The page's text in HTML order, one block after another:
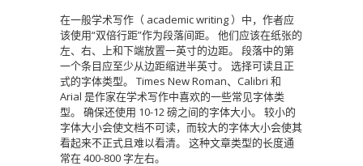
在一般学术写作（ academic writing ）中，作者应
该使用“双倍行距”作为段落间距。
他们应该在纸张的
左、右、上和下端放置一英寸的边距。
段落中的第
一个条目应至少从边距缩进半英寸。
选择可读且正
式的字体类型。
Times New Roman、Calibri 和
Arial 是作家在学术写作中喜欢的一些常见字体类
型。
确保还使用 10-12 磅之间的字体大小。
较小的
字体大小会使文档不可读，而较大的字体大小会使其
看起来不正式且难以看清。
这种文章类型的长度通
常在 400-800 字左右。